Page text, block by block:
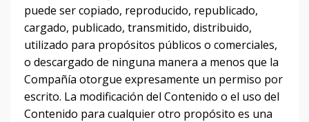
puede ser copiado, reproducido, republicado,
cargado, publicado, transmitido, distribuido,
utilizado para propósitos públicos o comerciales,
o descargado de ninguna manera a menos que la
Compañía otorgue expresamente un permiso por
escrito. La modificación del Contenido o el uso del
Contenido para cualquier otro propósito es una